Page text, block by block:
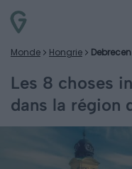
Monde Hongrie Debrecen
Les 8 choses
dans la région